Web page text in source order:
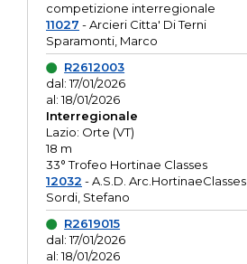
competizione interregionale
11027 - Arcieri Citta' Di Terni
Sparamonti, Marco
R2612003
dal: 17/01/2026
al: 18/01/2026
Interregionale
Lazio: Orte (VT)
18 m
33° Trofeo Hortinae Classes
12032 - A.S.D. Arc.HortinaeClasses
Sordi, Stefano
R2619015
dal: 17/01/2026
al: 18/01/2026